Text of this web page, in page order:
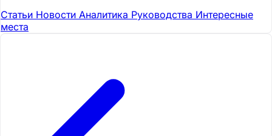
Статьи Новости Аналитика Руководства Интересные
места